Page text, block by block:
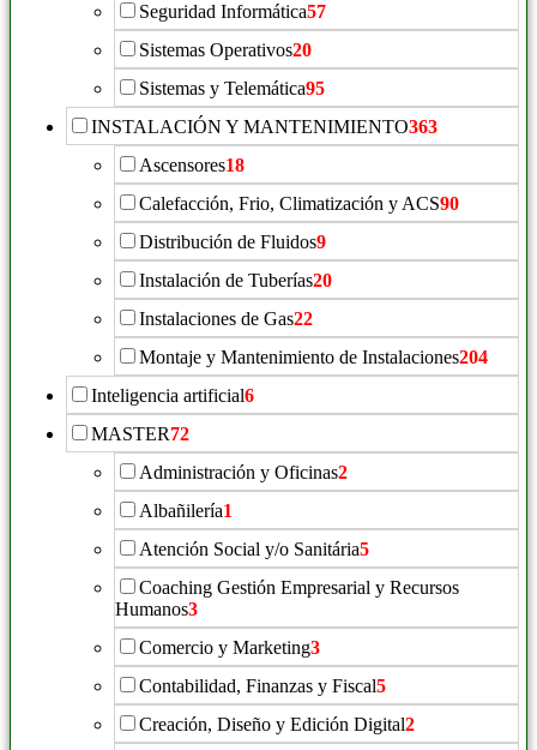
Seguridad Informática57
Sistemas Operativos20
Sistemas y Telemática95
INSTALACIÓN Y MANTENIMIENTO363
Ascensores18
Calefacción, Frio, Climatización y ACS90
Distribución de Fluidos9
Instalación de Tuberías20
Instalaciones de Gas22
Montaje y Mantenimiento de Instalaciones204
Inteligencia artificial6
MASTER72
Administración y Oficinas2
Albañilería1
Atención Social y/o Sanitária5
Coaching Gestión Empresarial y Recursos
Humanos3
Comercio y Marketing3
Contabilidad, Finanzas y Fiscal5
Creación, Diseño y Edición Digital2